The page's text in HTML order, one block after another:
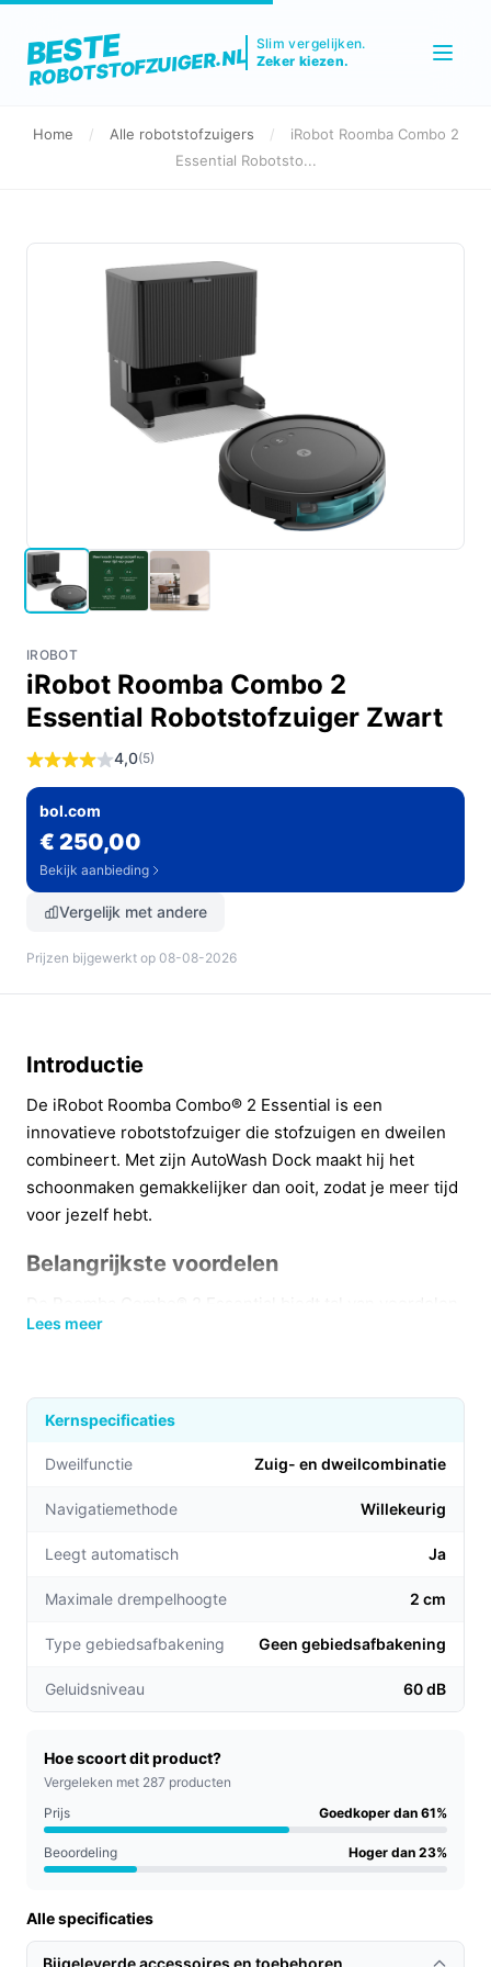
BESTE
ROBOTSTOFZUIGER.NL
Slim vergelijken.
Zeker kiezen.
Home / Alle robotstofzuigers /
iRobot Roomba Combo 2
Essential Robotsto...
IROBOT
iRobot Roomba Combo 2
Essential Robotstofzuiger Zwart
4,0(5)
bol.com
€ 250,00
Bekijk aanbieding
Vergelijk met andere
Prijzen bijgewerkt op 08-08-2026
Introductie
De iRobot Roomba Combo® 2 Essential is een
innovatieve robotstofzuiger die stofzuigen en dweilen
combineert. Met zijn AutoWash Dock maakt hij het
schoonmaken gemakkelijker dan ooit, zodat je meer tijd
voor jezelf hebt.
Belangrijkste voordelen
die het onderhoud van je vloer aanzienlijk
Automatische reiniging: De robot leegt zichzelf in
het AutoWash Dock, waardoor je tot 60 dagen geen
omkijken hebt naar het legen van de vuilcontainer.
dweilfunctie hoef je niet meer twee verschillende
in je huis.
Efficiënte navigatie: Met slimme sensoren
obstakels, wat zorgt voor een grondige en
Voor welke doelgroep?
Deze robotstofzuiger is ideaal voor drukke
huishoudens, gezinnen met kinderen, of
huisdierenbezitters. Ook voor ouderen of mensen met
mobiliteitsbeperkingen biedt hij een uitstekende
oplossing voor het schoonhouden van de vloer zonder
Praktische voordelen t.o.v. alternatieven
Lees meer
Kernspecificaties
Dweilfunctie Zuig- en dweilcombinatie​
Navigatiemethode Willekeurig
Leegt automatisch Ja
Maximale drempelhoogte 2 cm
Type gebiedsafbakening Geen gebiedsafbakening
Geluidsniveau 60 dB
Hoe scoort dit product?
Vergeleken met 287 producten
Prijs
Goedkoper dan 61%
Beoordeling Hoger dan 23%
Alle specificaties
Bijgeleverde accessoires en toebehoren